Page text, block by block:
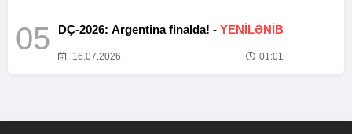
05 DÇ-2026: Argentina finalda! - YENİLƏNİB
16.07.2026 01:01